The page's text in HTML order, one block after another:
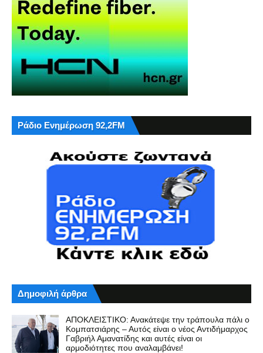
Ράδιο Ενημέρωση 92,2FM
Δημοφιλή άρθρα
ΑΠΟΚΛΕΙΣΤΙΚΟ: Ανακάτεψε την τράπουλα πάλι ο
Κομπατσιάρης – Αυτός είναι ο νέος Αντιδήμαρχος
Γαβριήλ Αμανατίδης και αυτές είναι οι
αρμοδιότητες που αναλαμβάνει!